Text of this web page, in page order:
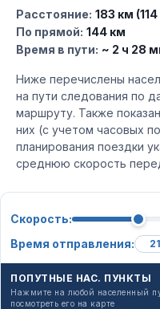
Расстояние: 183 км
По прямой: 144 км
Время в пути: ~ 2 ч 28
Ниже перечислены
на пути следования по
маршруту. Также
них (с учетом часовых
планирования поездки
среднюю скорость
Скорость:
Время отправления:
ПОПУТНЫЕ НАС. ПУНКТЫ
Нажмите на любой населенный
посмотреть его на карте